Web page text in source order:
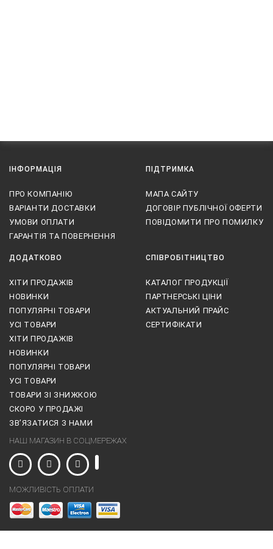
ІНФОРМАЦІЯ
ПРО КОМПАНІЮ
ВАРІАНТИ ДОСТАВКИ
УМОВИ ОПЛАТИ
ГАРАНТІЯ ТА ПОВЕРНЕННЯ
ПІДТРИМКА
МАПА САЙТУ
ДОГОВІР ПУБЛІЧНОЇ ОФЕРТИ
ПОВІДОМИТИ ПРО ПОМИЛКУ
ДОДАТКОВО
ХІТИ ПРОДАЖІВ
НОВИНКИ
ПОПУЛЯРНІ ТОВАРИ
УСІ ТОВАРИ
ХІТИ ПРОДАЖІВ
НОВИНКИ
ПОПУЛЯРНІ ТОВАРИ
УСІ ТОВАРИ
ТОВАРИ ЗІ ЗНИЖКОЮ
СКОРО У ПРОДАЖІ
ЗВ’ЯЗАТИСЯ З НАМИ
СПІВРОБІТНИЦТВО
КАТАЛОГ ПРОДУКЦІЇ
ПАРТНЕРСЬКІ ЦІНИ
АКТУАЛЬНИЙ ПРАЙС
СЕРТИФІКАТИ
НАШ МАГАЗИН В СОЦМЕРЕЖАХ
МОЖЛИВІСТЬ ОПЛАТИ